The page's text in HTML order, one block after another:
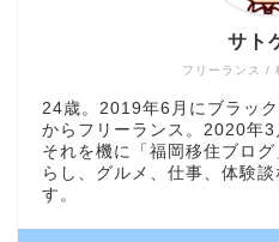
フリーランス /
サト
24歳。2019年6月にブラッ
からフリーランス。2020年3
それを機に「福岡移住ブロ
らし、グルメ、仕事、体験
す。